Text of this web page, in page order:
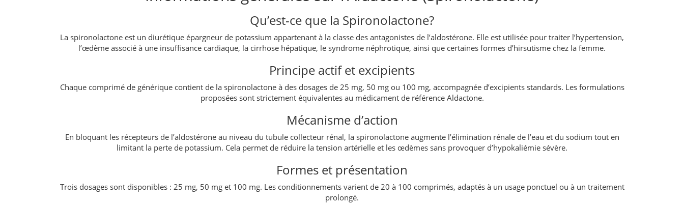
Qu’est-ce que la Spironolactone?
La spironolactone est un diurétique épargneur de potassium appartenant à la classe des antagonistes de l’aldostérone. Elle est utilisée pour traiter l’hypertension,
l’œdème associé à une insuffisance cardiaque, la cirrhose hépatique, le syndrome néphrotique, ainsi que certaines formes d’hirsutisme chez la femme.
Principe actif et excipients
Chaque comprimé de générique contient de la spironolactone à des dosages de 25 mg, 50 mg ou 100 mg, accompagnée d’excipients standards. Les formulations
proposées sont strictement équivalentes au médicament de référence Aldactone.
Mécanisme d’action
En bloquant les récepteurs de l’aldostérone au niveau du tubule collecteur rénal, la spironolactone augmente l’élimination rénale de l’eau et du sodium tout en
limitant la perte de potassium. Cela permet de réduire la tension artérielle et les œdèmes sans provoquer d’hypokaliémie sévère.
Formes et présentation
Trois dosages sont disponibles : 25 mg, 50 mg et 100 mg. Les conditionnements varient de 20 à 100 comprimés, adaptés à un usage ponctuel ou à un traitement
prolongé.